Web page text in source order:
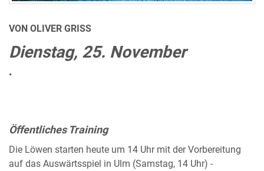
VON OLIVER GRISS
Dienstag, 25. November
•
Öffentliches Training
Die Löwen starten heute um 14 Uhr mit der Vorbereitung
auf das Auswärtsspiel in Ulm (Samstag, 14 Uhr) -